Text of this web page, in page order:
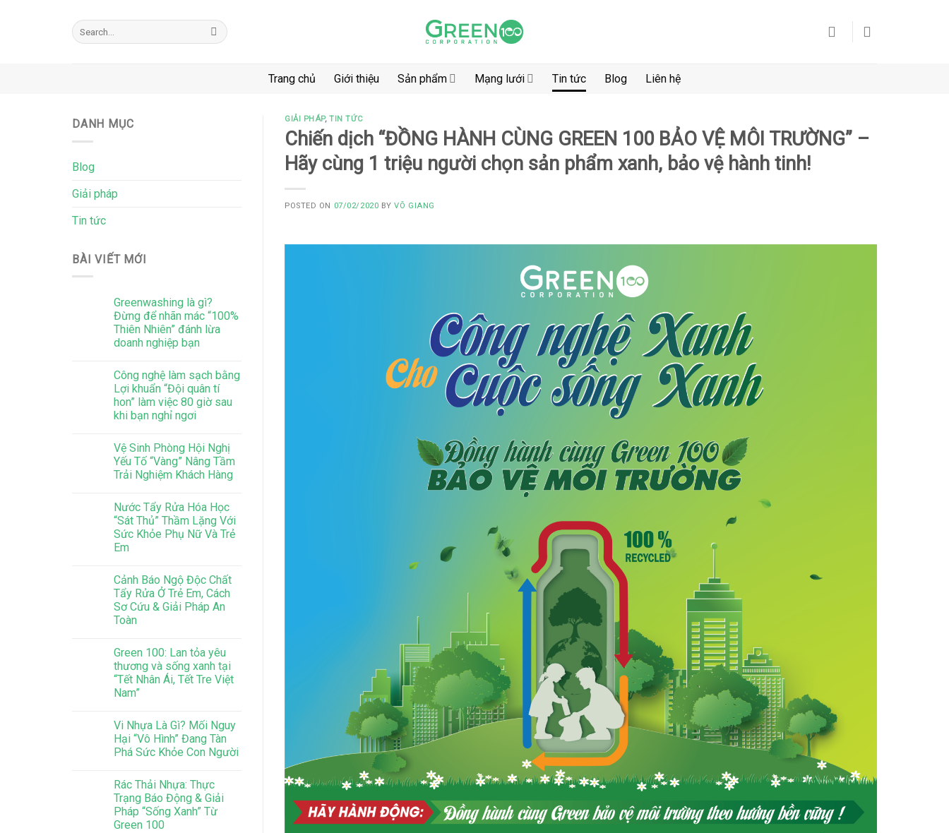
Search
for:
Trang chủ Giới thiệu Sản phẩm Mạng lưới Tin tức Blog Liên hệ
DANH MỤC
Blog
Giải pháp
Tin tức
BÀI VIẾT MỚI
Greenwashing là gì?
Đừng để nhãn mác “100%
Thiên Nhiên” đánh lừa
doanh nghiệp bạn
Công nghệ làm sạch bằng
Lợi khuẩn “Đội quân tí
hon” làm việc 80 giờ sau
khi bạn nghỉ ngơi
Vệ Sinh Phòng Hội Nghị
Yếu Tố “Vàng” Nâng Tầm
Trải Nghiệm Khách Hàng
Nước Tẩy Rửa Hóa Học
“Sát Thủ” Thầm Lặng Với
Sức Khỏe Phụ Nữ Và Trẻ
Em
Cảnh Báo Ngộ Độc Chất
Tẩy Rửa Ở Trẻ Em, Cách
Sơ Cứu & Giải Pháp An
Toàn
Green 100: Lan tỏa yêu
thương và sống xanh tại
“Tết Nhân Ái, Tết Tre Việt
Nam”
Vi Nhựa Là Gì? Mối Nguy
Hại “Vô Hình” Đang Tàn
Phá Sức Khỏe Con Người
Rác Thải Nhựa: Thực
Trạng Báo Động & Giải
Pháp “Sống Xanh” Từ
Green 100
GIẢI PHÁP,TIN TỨC
Chiến dịch “ĐỒNG HÀNH CÙNG GREEN 100 BẢO VỆ MÔI TRƯỜNG” –
Hãy cùng 1 triệu người chọn sản phẩm xanh, bảo vệ hành tinh!
POSTED ON 07/02/2020 BYVÕ GIANG